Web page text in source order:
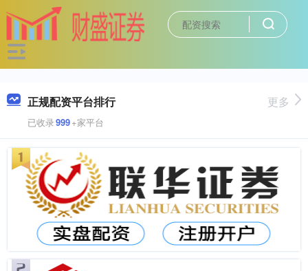
正规配资平台排行
已收录999+家平台
更多